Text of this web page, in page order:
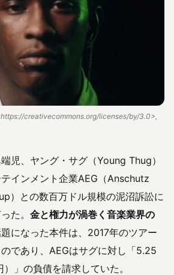
creativecommons.org/licenses/by/3.0>,
児、ヤング・サグ（Young Thug）
インメント企業AEG（Anschutz
）との数百万ドル規模の泥沼訴訟に
た。 金と権力が渦巻く音楽業界の
になった本件は、2017年のツアー
であり、AEGはサグに対し「5.25
」の負債を請求していた。